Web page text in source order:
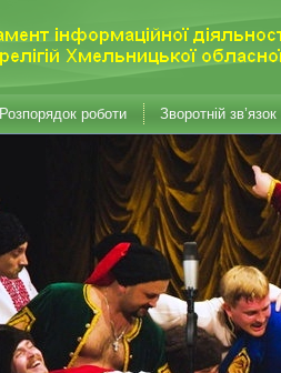
Розпорядок роботи Зворотній зв’язок